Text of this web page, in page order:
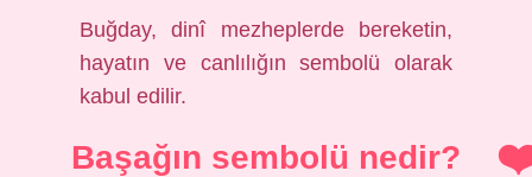
Buğday, dinî mezheplerde bereketin,
hayatın ve canlılığın sembolü olarak
kabul edilir.
Başağın sembolü nedir?